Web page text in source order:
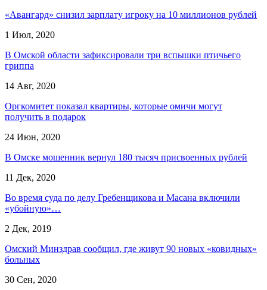
«Авангард» снизил зарплату игроку на 10 миллионов рублей
1 Июл, 2020
В Омской области зафиксировали три вспышки птичьего
гриппа
14 Авг, 2020
Оргкомитет показал квартиры, которые омичи могут
получить в подарок
24 Июн, 2020
В Омске мошенник вернул 180 тысяч присвоенных рублей
11 Дек, 2020
Во время суда по делу Гребенщикова и Масана включили
«убойную»…
2 Дек, 2019
Омский Минздрав сообщил, где живут 90 новых «ковидных»
больных
30 Сен, 2020